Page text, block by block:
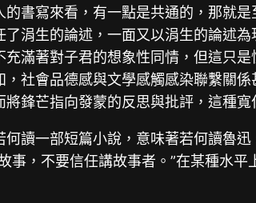
的書寫來看，有一點是共通的，那就
涓生的論述，一面又以涓生的論述為
滿著對子君的想象性同情，但這只
，社會品德感與文學感觸感染聯繫關
鋒芒指向發蒙的反思與批評，這種
何讀一部短篇小說，意味著若何讀魯
，不要信任講故事者。”在某種水